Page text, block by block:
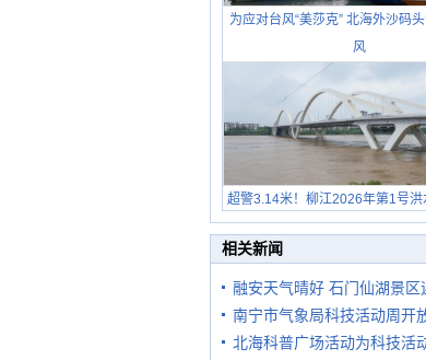
为应对台风“美莎克” 北海外沙码
风
超警3.14米！柳江2026年第1号洪
在堤岸见证汛况
相关新闻
融安天气晴好 石门仙湖景区
南宁市气象局科技活动周开
北海科普广场活动为科技活